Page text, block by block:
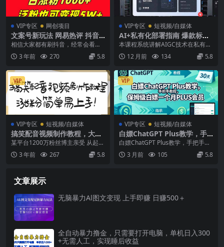
VIP专区 网创项目
文案号新玩法 网易热评 抖音
文案 一天涨粉1000 多种变现
模式 泛粉也可变现
相信大家都有刷抖音，经常会看到
一个视频或一张图片配一个文案，
这种其实就是文案号。...
3 年前 270 5.8
VIP专区 短视频/自媒体
AI+私有化部署指南 爆款标题
技巧/图文批量生成/视频制作
优化/突破创作瓶颈
本课程系统讲解AIGC技术在私有化
场景下的全链条应用，涵盖内容创
作（起名、简介、...
12 月前 134 5.8
VIP
VIP专区 短视频/自媒体
搞笑配音视频制作教程，大流
量领域，简单易上手，亲测10
天2万粉丝
某平台1200万粉丝博主亲受 从起号
到变现 搞笑配音视频是和平台大流
量扶持领域 ...
3 年前 267 5.8
VIP
VIP专区 短视频/自媒体
白嫖ChatGPT Plus教学，手
把手教程，保姆级白嫖一个月
PLUS会员
白嫖ChatGPT Plus教学，手把手教
程，保姆级白嫖一个月PLUS会员 课
程...3 月前 105 5.8
文章展示
无脑暴力Al图文变现 上手即赚 日赚500＋
全自动暴力撸金，只需要打开电脑，单机日入300
+无需人工，实现睡后收益